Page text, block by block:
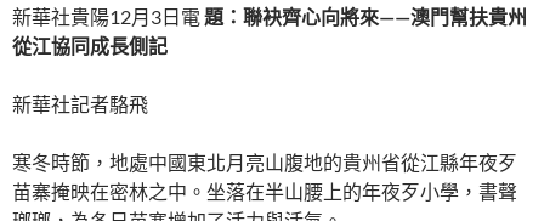
新華社貴陽12月3日電題：聯袂齊心向將來——澳門幫扶貴州
從江協同成長側記
新華社記者駱飛
寒冬時節，地處中國東北月亮山腹地的貴州省從江縣年夜歹
苗寨掩映在密林之中。坐落在半山腰上的年夜歹小學，書聲